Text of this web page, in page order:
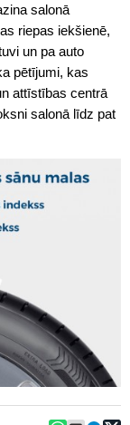
salonā
riepas iekšienē,
un pa auto
pētījumi, kas
attīstības centrā
salonā līdz pat